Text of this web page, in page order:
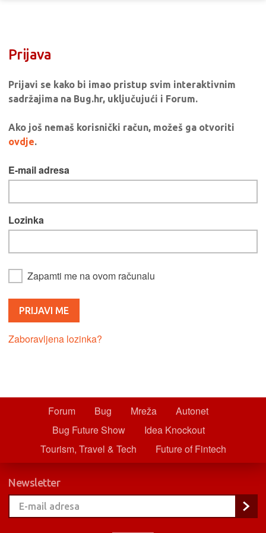
Prijava
Prijavi se kako bi imao pristup svim interaktivnim
sadržajima na Bug.hr, uključujući i Forum.
Ako još nemaš korisnički račun, možeš ga otvoriti
ovdje.
E-mail adresa
Lozinka
Zapamti me na ovom računalu
Zaboravljena lozinka?
Forum Bug Mreža
Autonet
Bug Future Show
Idea Knockout
Tourism, Travel & Tech
Future of Fintech
Newsletter